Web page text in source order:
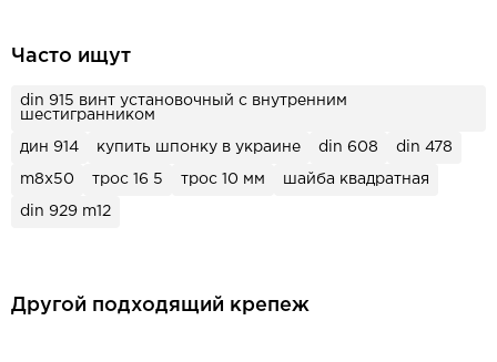
Часто ищут
din 915 винт установочный с внутренним
шестигранником
дин 914 купить шпонку в украине din 608 din 478
m8x50 трос 16 5 трос 10 мм шайба квадратная
din 929 m12
Другой подходящий крепеж